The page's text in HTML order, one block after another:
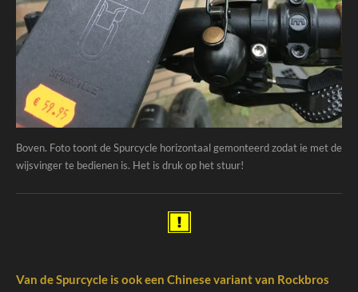
Boven. Foto toont de Spurcycle horizontaal gemonteerd zodat ie met de
wijsvinger te bedienen is. Het is druk op het stuur!
Van de Spurcycle is ook een Chinese variant van Rockbros